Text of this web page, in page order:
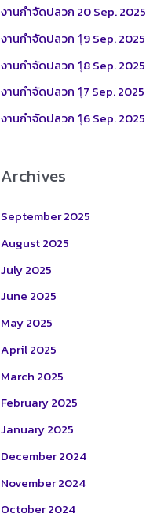
h
f
งานกำจัดปลวก 20 Sep. 2025
งานกำจัดปลวก 1ุ9 Sep. 2025
งานกำจัดปลวก 1ุ8 Sep. 2025
งานกำจัดปลวก 1ุ7 Sep. 2025
งานกำจัดปลวก 1ุ6 Sep. 2025
Archives
September 2025
August 2025
July 2025
June 2025
May 2025
April 2025
March 2025
February 2025
January 2025
December 2024
November 2024
October 2024